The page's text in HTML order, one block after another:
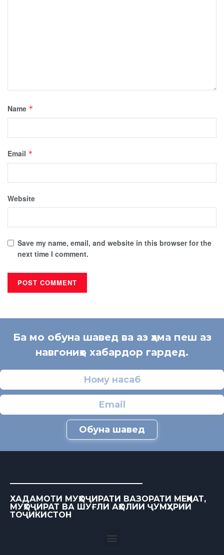
Name *
Email *
Website
Save my name, email, and website in this browser for the
next time I comment.
Ба мо обуна шавед ва аз ҳама пеш аз
навгониҳо хабардор гардед.
Обуна шавед
ХАДАМОТИ МУҲОҶИРАТИ ВАЗОРАТИ МЕҲНАТ,
МУҲОҶИРАТ ВА ШУҒЛИ АҲОЛИИ ҶУМҲУРИИ
ТОҶИКИСТОН